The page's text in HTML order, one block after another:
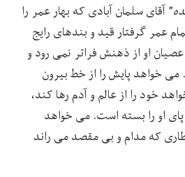
” آقای سلمان آبادی که بهار عمر را
عمر گرفتار قید و بندهای رایج
او از ذهنش فراتر نمی رود و
خواهد پایش را از خط بیرون
خود را از عالم و آدم رها کند،
او را بسته است. می خواهد
که مدام و بی مقصد می راند